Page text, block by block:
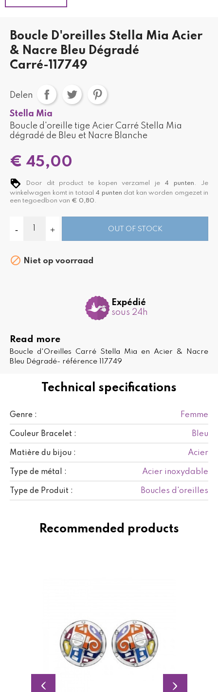
Technical specifications
Genre : Femme
Couleur Bracelet : Bleu
Matière du bijou : Acier
Type de métal : Acier inoxydable
Type de Produit : Boucles d'oreilles
Boucle D'oreilles Stella Mia Acier
& Nacre Bleu Dégradé
Carré-117749
Delen
Stella Mia
Boucle d'oreille tige Acier Carré Stella Mia
dégradé de Bleu et Nacre Blanche
€ 45,00
Door dit product te kopen verzamel je 4 punten . Je
winkelwagen komt in totaal 4 punten dat kan worden omgezet in
een tegoedbon van € 0,80 .
OUT OF STOCK
 Niet op voorraad
Expédié
sous 24h
Read more
Boucle d'Oreilles Carré Stella Mia en Acier & Nacre
Bleu Dégradé- référence 117749
Recommended products